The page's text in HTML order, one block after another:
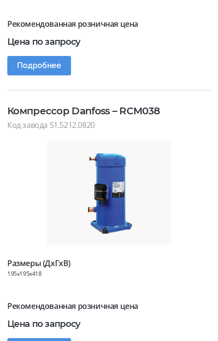
Рекомендованная розничная цена
Цена по запросу
Подробнее
Компрессор Danfoss – RCM038
Код завода 51.5212.0820
Размеры (ДхГхВ)
195x195x418
Рекомендованная розничная цена
Цена по запросу